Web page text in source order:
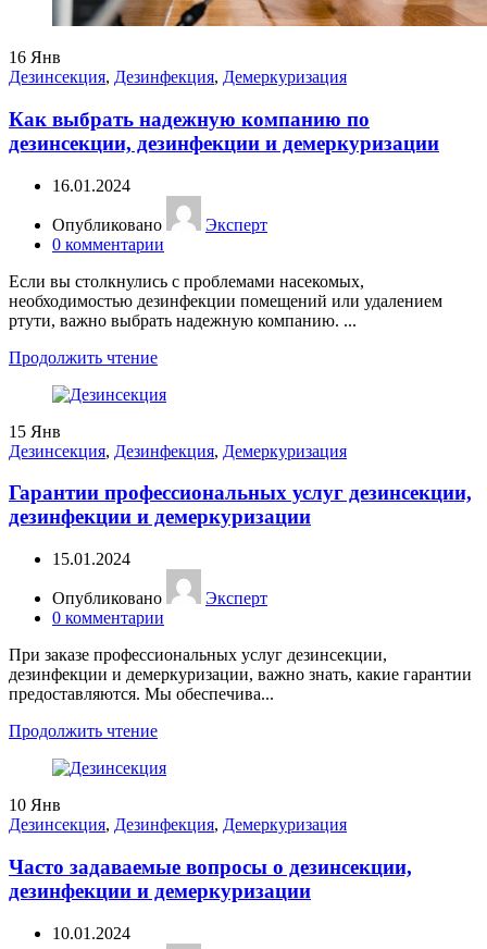
16 Янв
Дезинсекция, Дезинфекция, Демеркуризация
Как выбрать надежную компанию по
дезинсекции, дезинфекции и демеркуризации
16.01.2024
Опубликовано
Эксперт
0 комментарии
Если вы столкнулись с проблемами насекомых,
необходимостью дезинфекции помещений или удалением
ртути, важно выбрать надежную компанию. ...
Продолжить чтение
15 Янв
Дезинсекция, Дезинфекция, Демеркуризация
Гарантии профессиональных услуг дезинсекции,
дезинфекции и демеркуризации
15.01.2024
Опубликовано
Эксперт
0 комментарии
При заказе профессиональных услуг дезинсекции,
дезинфекции и демеркуризации, важно знать, какие гарантии
предоставляются. Мы обеспечива...
Продолжить чтение
10 Янв
Дезинсекция, Дезинфекция, Демеркуризация
Часто задаваемые вопросы о дезинсекции,
дезинфекции и демеркуризации
10.01.2024